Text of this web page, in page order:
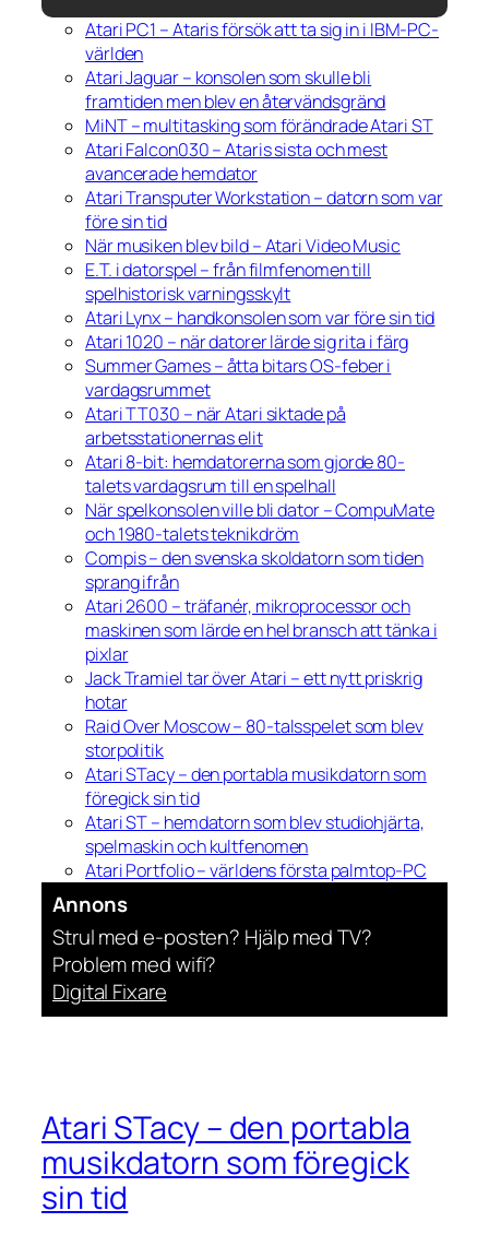
Atari PC1 – Ataris försök att ta sig in i IBM-PC-
världen
Atari Jaguar – konsolen som skulle bli
framtiden men blev en återvändsgränd
MiNT – multitasking som förändrade Atari ST
Atari Falcon030 – Ataris sista och mest
avancerade hemdator
Atari Transputer Workstation – datorn som var
före sin tid
När musiken blev bild – Atari Video Music
E.T. i datorspel – från filmfenomen till
spelhistorisk varningsskylt
Atari Lynx – handkonsolen som var före sin tid
Atari 1020 – när datorer lärde sig rita i färg
Summer Games – åtta bitars OS-feber i
vardagsrummet
Atari TT030 – när Atari siktade på
arbetsstationernas elit
Atari 8-bit: hemdatorerna som gjorde 80-
talets vardagsrum till en spelhall
När spelkonsolen ville bli dator – CompuMate
och 1980-talets teknikdröm
Compis – den svenska skoldatorn som tiden
sprang ifrån
Atari 2600 – träfanér, mikroprocessor och
maskinen som lärde en hel bransch att tänka i
pixlar
Jack Tramiel tar över Atari – ett nytt priskrig
hotar
Raid Over Moscow – 80-talsspelet som blev
storpolitik
Atari STacy – den portabla musikdatorn som
föregick sin tid
Atari ST – hemdatorn som blev studiohjärta,
spelmaskin och kultfenomen
Atari Portfolio – världens första palmtop-PC
Annons
Strul med e-posten? Hjälp med TV?
Problem med wifi?
Digital Fixare
Atari STacy – den portabla
musikdatorn som föregick
sin tid